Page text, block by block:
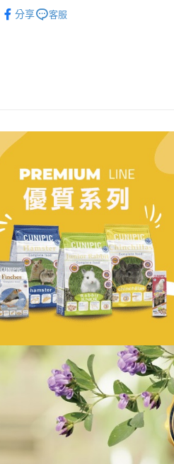
【「AFTEE先享後付」結帳流程】
※ 交易是否成功請以「AFTEE先享後付 」之
是否繳費成功／繳費後需取消欲退款等相關
【注意事項】
１．透過由恩沛科技股份有限公司提供之「
交易，需依本服務之必要範圍內提供個人資
求債權轉讓予恩沛科技股份有限公司。
２．關於個人資料處理事宜，請瀏覽以下網址
https://aftee.tw/terms/#terms3
３．未成年的使用者請事先徵得法定代理人
「AFTEE先享後付」，若未經同意申辦者引
任。
４．使用「AFTEE先享後付」時，將依據個
即時審查核予不同之上限額度；若仍有額度
結果請求用戶進行身份認證。
形，恩沛科技股份有限公司將有權停止該用
動。
全家取貨付款_限重5KG
付款後萊爾富取貨_限重10KG
每筆NT$60，滿NT$999(含以上)免運費
7-11取貨付款_限重10KG
每筆NT$60，滿NT$999(含以上)免運費
付款後7-11取貨_限重10KG
每筆NT$60，滿NT$999(含以上)免運費
宅配
每筆NT$120，滿NT$999(含以上)免運費
每筆NT$120，滿NT$999(含以上)免運
分享
客服